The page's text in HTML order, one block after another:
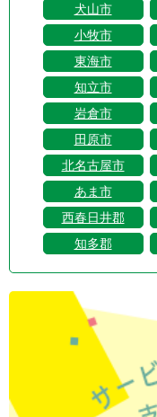
犬山市
小牧市
東海市
知立市
岩倉市
田原市
北名古屋市
あま市
西春日井郡
知多郡